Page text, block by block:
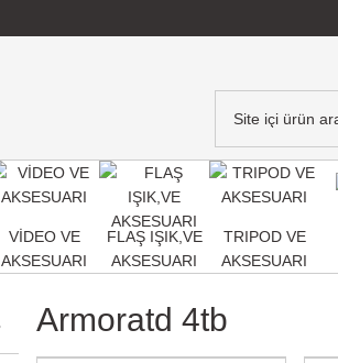
VİDEO VE
AKSESUARI
FLAŞ IŞIK,VE
AKSESUARI
TRIPOD VE
AKSESUARI
Armoratd 4tb